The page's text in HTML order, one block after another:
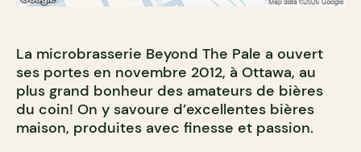
La microbrasserie Beyond The Pale a ouvert
ses portes en novembre 2012, à Ottawa, au
plus grand bonheur des amateurs de bières
du coin! On y savoure d’excellentes bières
maison, produites avec finesse et passion.